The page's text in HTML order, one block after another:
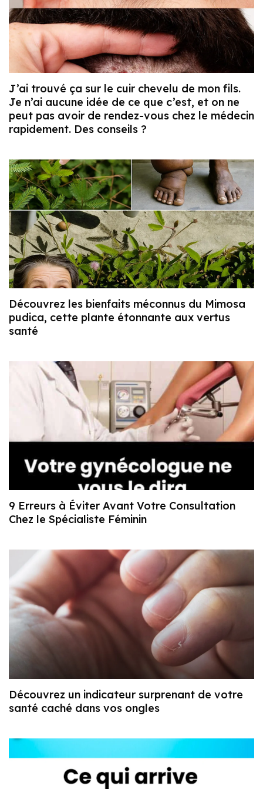
J’ai trouvé ça sur le cuir chevelu de mon fils.
Je n’ai aucune idée de ce que c’est, et on ne
peut pas avoir de rendez-vous chez le médecin
rapidement. Des conseils ?
Découvrez les bienfaits méconnus du Mimosa
pudica, cette plante étonnante aux vertus
santé
9 Erreurs à Éviter Avant Votre Consultation
Chez le Spécialiste Féminin
Découvrez un indicateur surprenant de votre
santé caché dans vos ongles